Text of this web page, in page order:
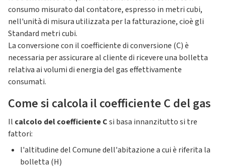
consumo misurato dal contatore, espresso in metri cubi,
nell'unità di misura utilizzata per la fatturazione, cioè gli
Standard metri cubi.
La conversione con il coefficiente di conversione (C) è
necessaria per assicurare al cliente di ricevere una bolletta
relativa ai volumi di energia del gas effettivamente
consumati.
Come si calcola il coefficiente C del gas
Il calcolo del coefficiente Csi basa innanzitutto si tre
fattori:
l'altitudine del Comune dell'abitazione a cui è riferita la
bolletta (H)